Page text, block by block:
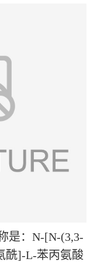
是：N-[N-(3,3-
酰]-L-苯丙氨酸